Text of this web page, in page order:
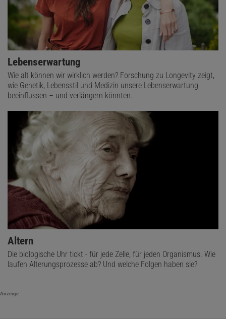
Lebenserwartung
Wie alt können wir wirklich werden? Forschung zu Longevity zeigt,
wie Genetik, Lebensstil und Medizin unsere Lebenserwartung
beeinflussen – und verlängern könnten.
Altern
Die biologische Uhr tickt - für jede Zelle, für jeden Organismus. Wie
laufen Alterungsprozesse ab? Und welche Folgen haben sie?
Anzeige